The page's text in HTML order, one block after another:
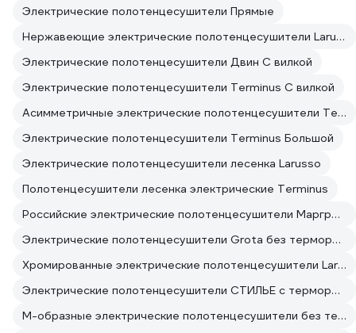
Электрические полотенцесушители Прямые
Нержавеющие электрические полотенцесушители Larusso
Электрические полотенцесушители Двин С вилкой
Электрические полотенцесушители Terminus С вилкой
Асимметричные электрические полотенцесушители Terminus
Электрические полотенцесушители Terminus Большой
Электрические полотенцесушители лесенка Larusso
Полотенцесушители лесенка электрические Terminus
Российские электрические полотенцесушители Маргроид
Электрические полотенцесушители Grota без терморегулятора
Хромированные электрические полотенцесушители Larusso
Электрические полотенцесушители СТИЛЬЕ с терморегулятором
М-образные электрические полотенцесушители без терморегулятора